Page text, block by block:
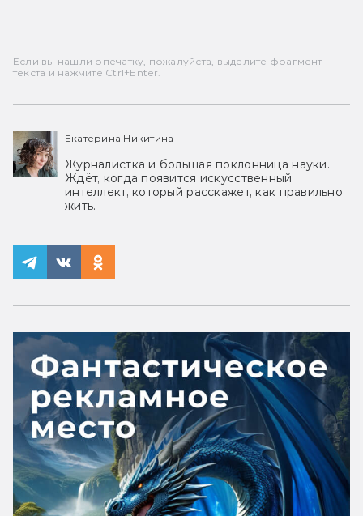
Если вы нашли опечатку, пожалуйста, выделите фрагмент
текста и нажмите Ctrl+Enter.
Екатерина Никитина
Журналистка и большая поклонница науки.
Ждёт, когда появится искусственный
интеллект, который расскажет, как правильно
жить.